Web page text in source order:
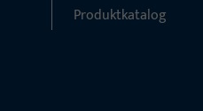
Produktkatalog